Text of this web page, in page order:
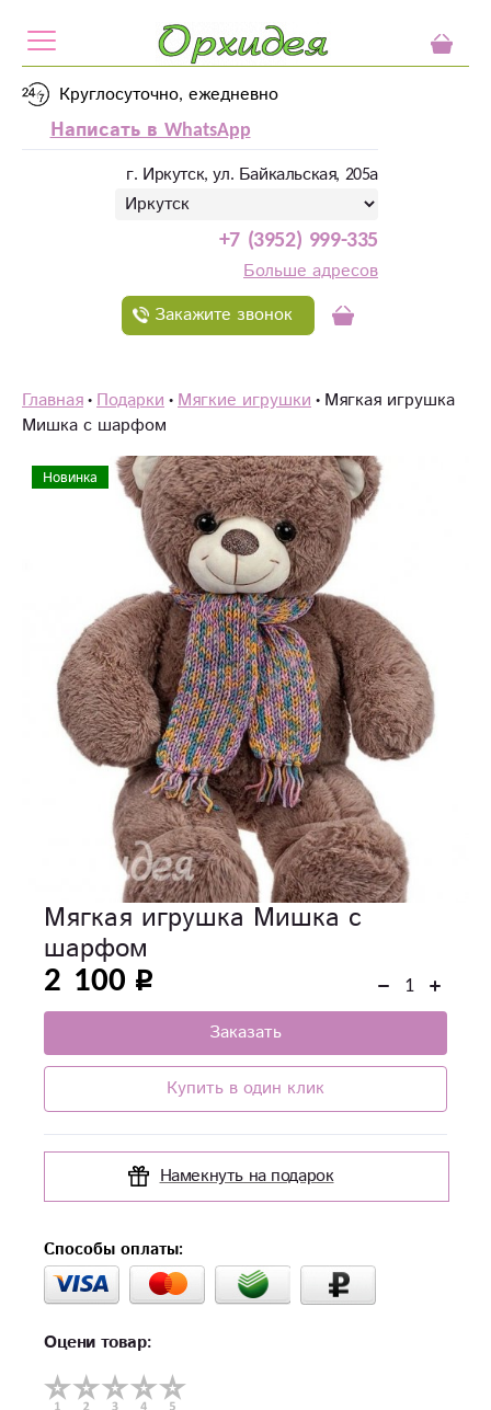
Круглосуточно, ежедневно
Написать в WhatsApp
г. Иркутск, ул. Байкальская, 205а
+7 (3952) 999-335
Больше адресов
Закажите звонок
Главная Подарки Мягкие игрушки Мягкая игрушка
Мишка с шарфом
Новинка
Мягкая игрушка Мишка с
шарфом
2 100
Заказать
Купить в один клик
Намекнуть на подарок
Способы оплаты:
Оцени товар: